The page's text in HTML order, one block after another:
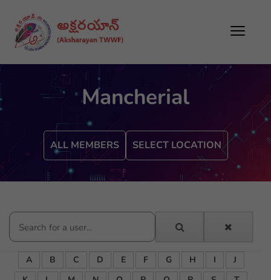
Mancherial
ALL MEMBERS SELECT LOCATION
A B C D E F G H I
J